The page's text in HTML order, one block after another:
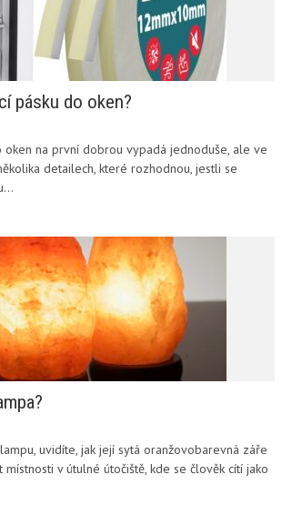
pásku do oken?
oken na první dobrou vypadá jednoduše, ale ve
detailech, které rozhodnou, jestli se
uvidíte, jak její sytá oranžovobarevná záře
v útulné útočiště, kde se člověk cítí jako